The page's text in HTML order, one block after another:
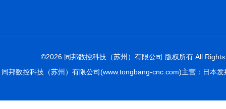
©2026 同邦数控科技（苏州）有限公司 版权所有 All
同邦数控科技（苏州）有限公司(www.tongbang-cnc.com)主营：日本